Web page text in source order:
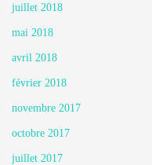
juillet 2018
mai 2018
avril 2018
février 2018
novembre 2017
octobre 2017
juillet 2017